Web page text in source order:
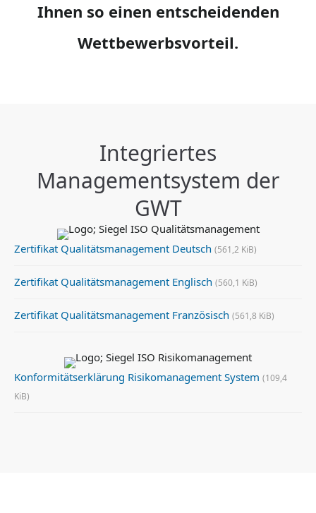
Ihnen so einen entscheidenden
Wettbewerbsvorteil.
Integriertes
Managementsystem der
GWT
Zertifikat Qualitätsmanagement Deutsch (561,2 KiB)
Zertifikat Qualitätsmanagement Englisch (560,1 KiB)
Zertifikat Qualitätsmanagement Französisch (561,8 KiB)
Konformitätserklärung Risikomanagement System (109,4
KiB)